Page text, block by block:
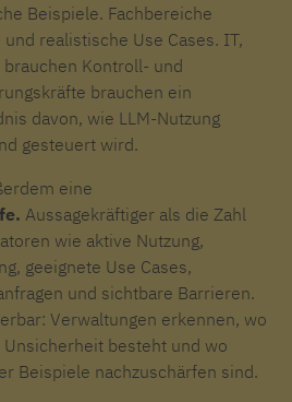
Beispiele. Fachbereiche
realistische Use Cases. IT,
Kontroll- und
brauchen ein
davon, wie LLM-Nutzung
gesteuert wird.
eine
Aussagekräftiger als die Zahl
wie aktive Nutzung,
geeignete Use Cases,
und sichtbare Barrieren.
Verwaltungen erkennen, wo
besteht und wo
Beispiele nachzuschärfen sind.